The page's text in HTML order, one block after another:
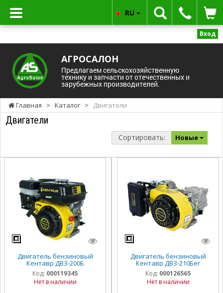
Вход
АГРОСАЛОН
Предлагаем сельскохозяйственную
технику и запчасти от отечественных и
зарубежных производителей.
RU
Главная > Каталог > Двигатели
Двигатели
Сортировать: Новые
Двигатель бензиновый
Кентавр ДВЗ-200Б
Код: 000119345
Нет в наличии
Двигатель бензиновый
Кентавр ДВЗ-210Бег
Код: 000126565
Нет в наличии